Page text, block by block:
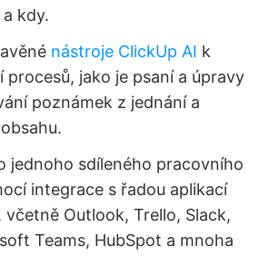
kdy.
nástroje ClickUp AI k
procesů, jako je psaní a úpravy
poznámek z jednání a
jednoho sdíleného pracovního
integrace s řadou aplikací
Outlook, Trello, Slack,
Teams, HubSpot a mnoha